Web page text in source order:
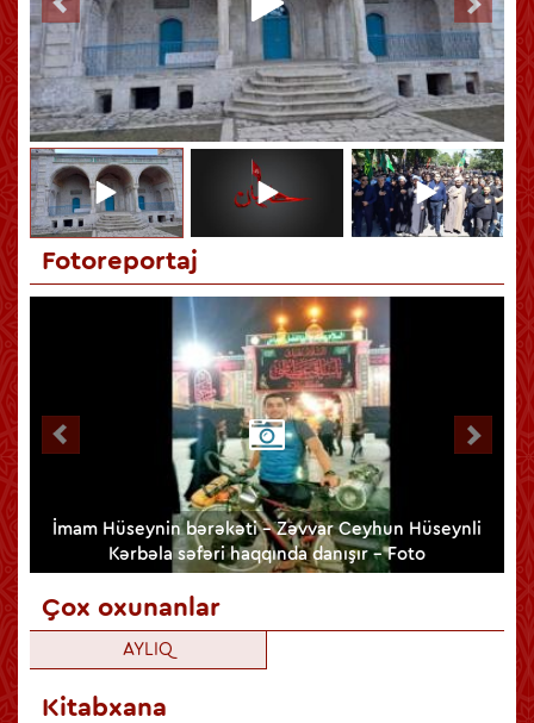
Hüseynin (ə) Kərbəlası qiyamətə qədər bütün zamanlara səs
salan hadisədir
Fotoreportaj
İmam Hüseynin bərəkəti - Zəvvar Ceyhun Hüseynli
Kərbəla səfəri haqqında danışır - Foto
Çox oxunanlar
AYLIQ
Kitabxana